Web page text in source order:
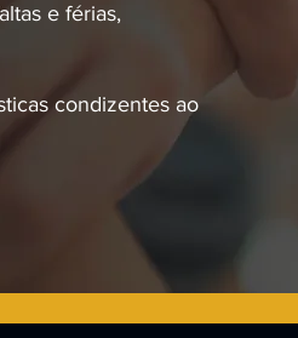
e férias,
condizentes ao